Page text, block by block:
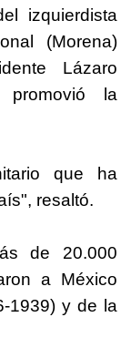
izquierdista
(Morena)
Lázaro
promovió la
que ha
resaltó.
de 20.000
a México
1939) y de la